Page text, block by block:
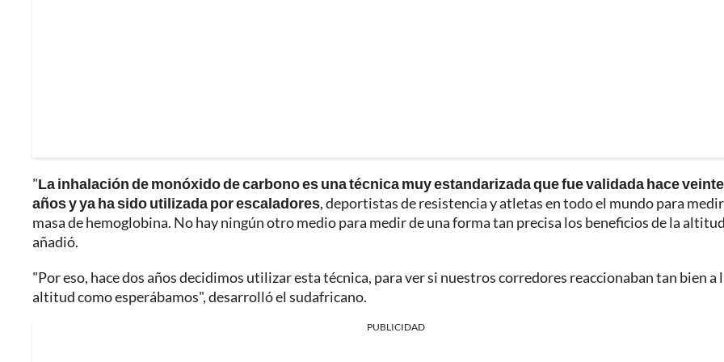
"La inhalación de monóxido de carbono es una técnica muy estandarizada que fue validada hace veinte
años y ya ha sido utilizada por escaladores, deportistas de resistencia y atletas en todo el mundo para
masa de hemoglobina. No hay ningún otro medio para medir de una forma tan precisa los beneficios de la
añadió.
"Por eso, hace dos años decidimos utilizar esta técnica, para ver si nuestros corredores reaccionaban tan bien a
altitud como esperábamos", desarrolló el sudafricano.
PUBLICIDAD